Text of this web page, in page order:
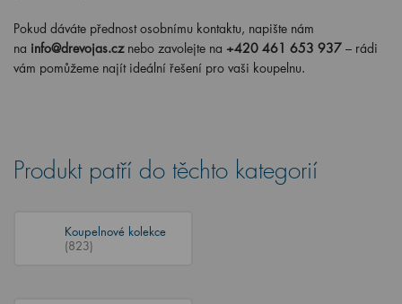
Pokud dáváte přednost osobnímu kontaktu, napište nám
na info@drevojas.cz nebo zavolejte na +420 461 653 937 – rádi
vám pomůžeme najít ideální řešení pro vaši koupelnu.
Produkt patří do těchto kategorií
Koupelnové kolekce
(823)